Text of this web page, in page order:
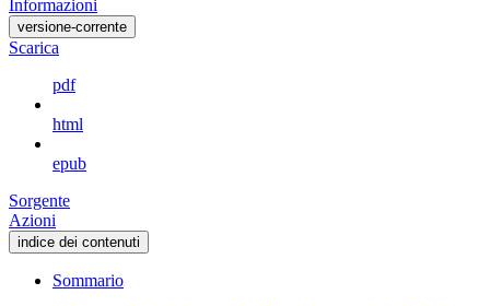
Informazioni
versione-corrente
Scarica
pdf
html
epub
Sorgente
Azioni
indice dei contenuti
Sommario